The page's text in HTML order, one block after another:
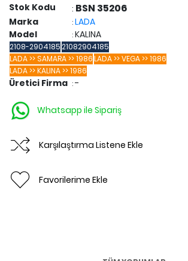
Stok Kodu : BSN 35206
Marka : LADA
Model
: KALINA
2108-290418521082904185
LADA >> SAMARA >> 1986LADA >> VEGA >> 1986
LADA >> KALINA >> 1986
Üretici Firma : -
Whatsapp ile Sipariş
Karşılaştırma Listene Ekle
Favorilerime Ekle